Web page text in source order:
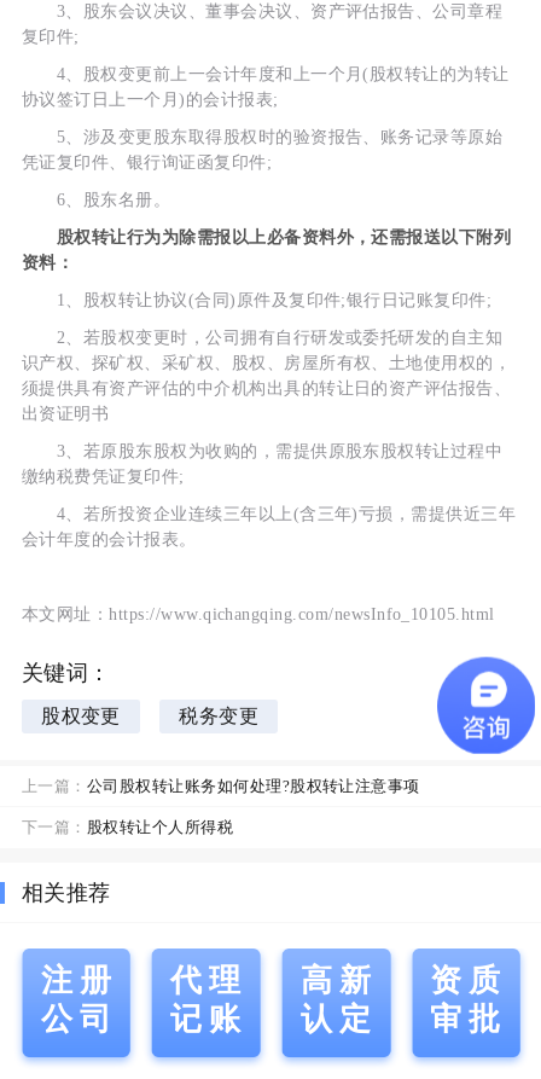
3、股东会议决议、董事会决议、资产评估报告、公司章程
复印件;
4、股权变更前上一会计年度和上一个月(股权转让的为转让
协议签订日上一个月)的会计报表;
5、涉及变更股东取得股权时的验资报告、账务记录等原始
凭证复印件、银行询证函复印件;
6、股东名册。
股权转让行为为除需报以上必备资料外，还需报送以下附列
资料：
1、股权转让协议(合同)原件及复印件;银行日记账复印件;
2、若股权变更时，公司拥有自行研发或委托研发的自主知
识产权、探矿权、采矿权、股权、房屋所有权、土地使用权的，
须提供具有资产评估的中介机构出具的转让日的资产评估报告、
出资证明书
3、若原股东股权为收购的，需提供原股东股权转让过程中
缴纳税费凭证复印件;
4、若所投资企业连续三年以上(含三年)亏损，需提供近三年
会计年度的会计报表。
本文网址：https://www.qichangqing.com/newsInfo_10105.html
关键词：
股权变更 税务变更
上一篇： 公司股权转让账务如何处理?股权转让注意事项
下一篇： 股权转让个人所得税
相关推荐
注册
公司
代理
记账
高新
认定
资质
审批